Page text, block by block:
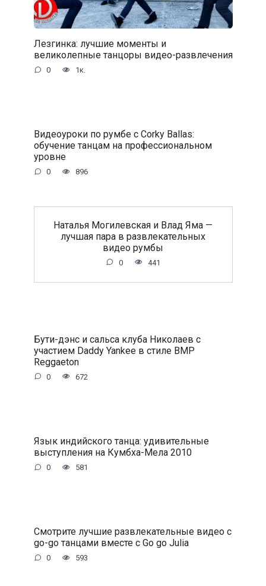
Лезгинка: лучшие моменты и
великолепные танцоры видео-развлечения
0 1к.
Видеоуроки по румбе с Corky Ballas:
обучение танцам на профессиональном
уровне
0 896
Наталья Могилевская и Влад Яма —
лучшая пара в развлекательных
видео румбы
0 441
Бути-дэнс и сальса клуба Николаев с
участием Daddy Yankee в стиле BMP
Reggaeton
0 672
Язык индийского танца: удивительные
выступления на Кумбха-Мела 2010
0 581
Смотрите лучшие развлекательные видео с
go-go танцами вместе с Go go Julia
0 593